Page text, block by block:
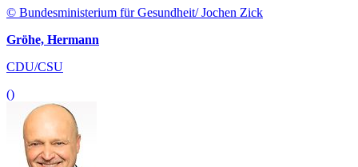
© Bundesministerium für Gesundheit/ Jochen Zick
Gröhe, Hermann
CDU/CSU
()